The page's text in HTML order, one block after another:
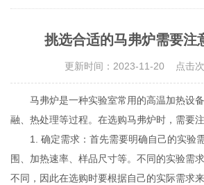
挑选合适的马弗炉需要注
更新时间：2023-11-20 点击
马弗炉是一种实验室常用的高温加热设备
融、热处理等过程。在选购马弗炉时，需要
1. 确定需求：首先需要明确自己的实验
围、加热速率、样品尺寸等。不同的实验需
不同，因此在选购时要根据自己的实际需求